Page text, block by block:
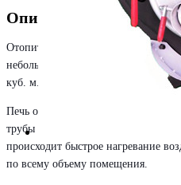
Описание
Отопительная печь НМК Сибирь БВ-
небольших гаражей, теплиц, цехов
куб. м.
Печь относится к типу булерьян -
трубы обеспечивают естественную
происходит быстрое нагревание
по всему объему помещения.